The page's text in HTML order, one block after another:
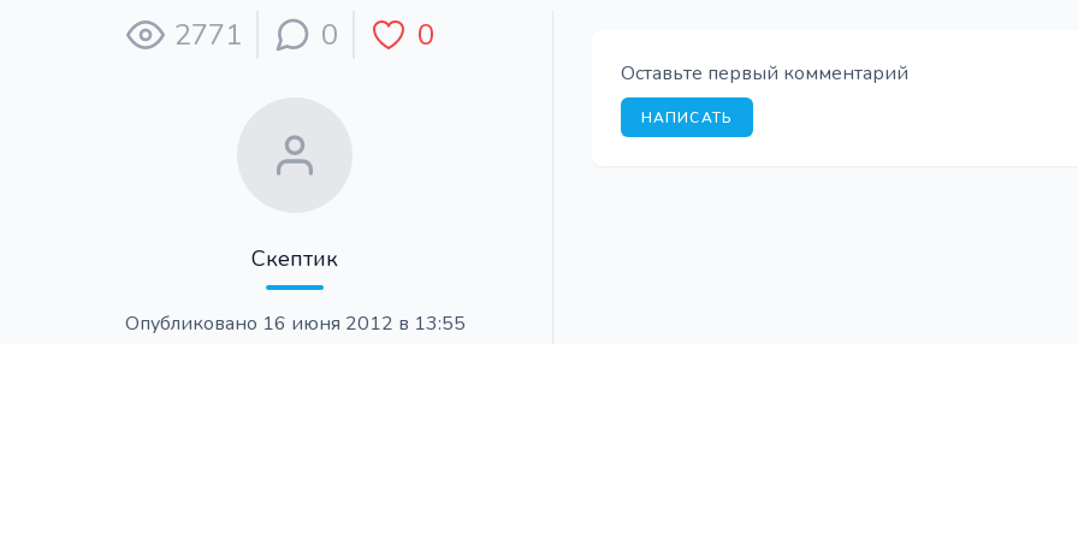
2771 0 0
Скептик
Опубликовано 16 июня 2012 в 13:55
Оставьте первый комментарий
НАПИСАТЬ